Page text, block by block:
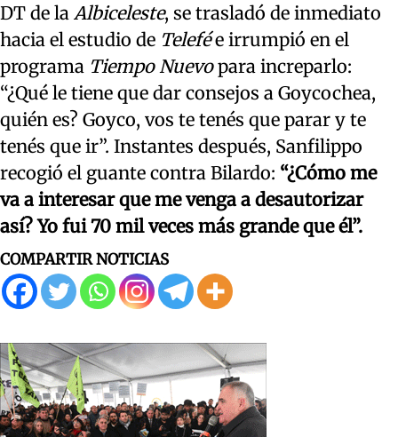
DT de la Albiceleste, se trasladó de inmediato
hacia el estudio de Telefée irrumpió en el
programa Tiempo Nuevopara increparlo:
“¿Qué le tiene que dar consejos a Goycochea,
quién es? Goyco, vos te tenés que parar y te
tenés que ir”. Instantes después, Sanfilippo
recogió el guante contra Bilardo: “¿Cómo me
va a interesar que me venga a desautorizar
así? Yo fui 70 mil veces más grande que él”.
COMPARTIR NOTICIAS